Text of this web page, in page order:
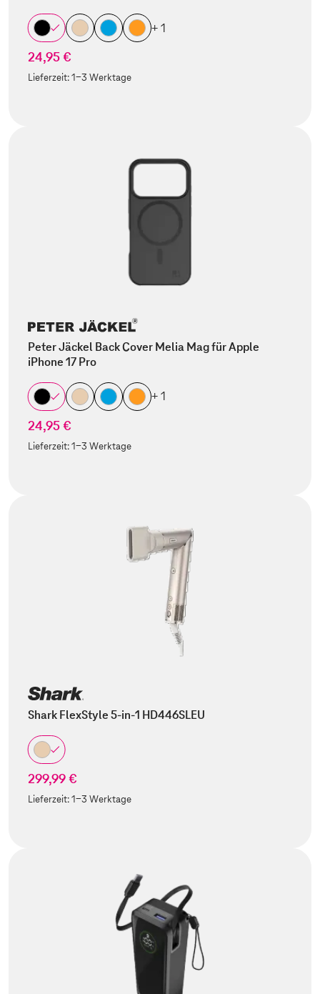
+ 1
24,95 €
Lieferzeit:1-3 Werktage
Peter Jäckel Back Cover Melia Mag für Apple
iPhone 17 Pro
+ 1
24,95 €
Lieferzeit:1-3 Werktage
Shark FlexStyle 5-in-1 HD446SLEU
299,99 €
Lieferzeit:1-3 Werktage